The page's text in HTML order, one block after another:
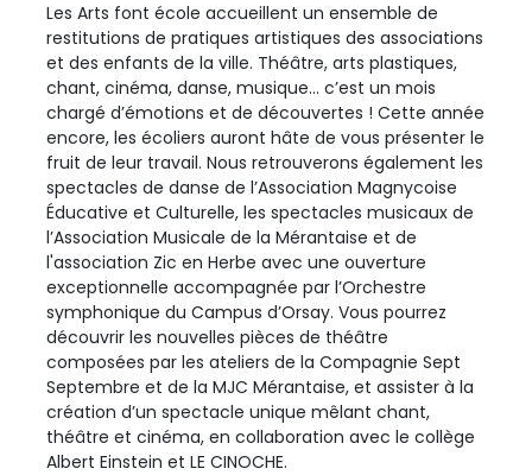
Les Arts font école accueillent un ensemble de
restitutions de pratiques artistiques des associations
et des enfants de la ville. Théâtre, arts plastiques,
chant, cinéma, danse, musique… c’est un mois
chargé d’émotions et de découvertes ! Cette année
encore, les écoliers auront hâte de vous présenter le
fruit de leur travail. Nous retrouverons également les
spectacles de danse de l’Association Magnycoise
Éducative et Culturelle, les spectacles musicaux de
l’Association Musicale de la Mérantaise et de
l'association Zic en Herbe avec une ouverture
exceptionnelle accompagnée par l’Orchestre
symphonique du Campus d’Orsay. Vous pourrez
découvrir les nouvelles pièces de théâtre
composées par les ateliers de la Compagnie Sept
Septembre et de la MJC Mérantaise, et assister à la
création d’un spectacle unique mêlant chant,
théâtre et cinéma, en collaboration avec le collège
Albert Einstein et LE CINOCHE.